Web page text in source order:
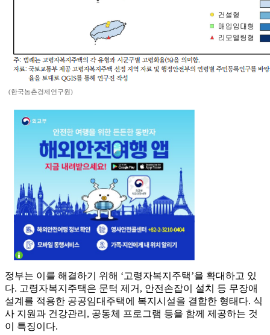
(한국농촌경제연구원)
정부는 이를 해결하기 위해 ‘고령자복지주택’을 확대하고 있
다. 고령자복지주택은 문턱 제거, 안전손잡이 설치 등 무장애
설계를 적용한 공공임대주택에 복지시설을 결합한 형태다. 식
사 지원과 건강관리, 공동체 프로그램 등을 함께 제공하는 것
이 특징이다.